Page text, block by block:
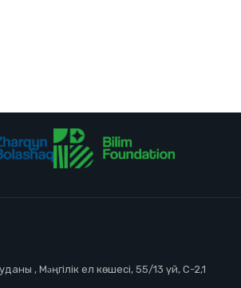
, Мəңгілік ел көшесі, 55/13 үй, С-2,1